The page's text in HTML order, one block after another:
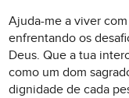
Ajuda-me a viver
enfrentando os
Deus. Que a tua
como um dom
dignidade de cada